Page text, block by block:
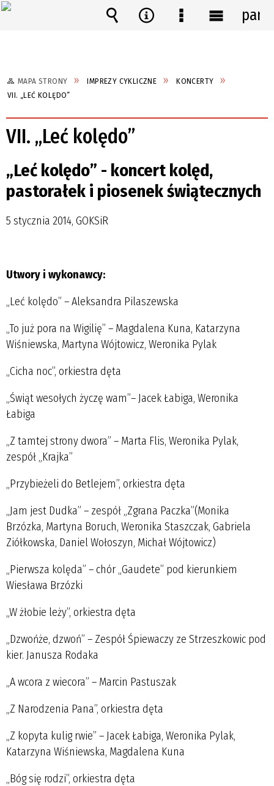
MAPA STRONY IMPREZY CYKLICZNE
KONCERTY
VII. „LEĆ KOLĘDO”
VII. „Leć kolędo”
„Leć kolędo” - koncert kolęd,
pastorałek i piosenek świątecznych
5 stycznia 2014, GOKSiR
Utwory i wykonawcy:
„Leć kolędo” – Aleksandra Pilaszewska
„To już pora na Wigilię” – Magdalena Kuna, Katarzyna
Wiśniewska, Martyna Wójtowicz, Weronika Pylak
„Cicha noc”, orkiestra dęta
„Świąt wesołych życzę wam”– Jacek Łabiga, Weronika
Łabiga
„Z tamtej strony dwora” – Marta Flis, Weronika Pylak,
zespół „Krajka”
„Przybieżeli do Betlejem”, orkiestra dęta
„Jam jest Dudka” – zespół „Zgrana Paczka”(Monika
Brzózka, Martyna Boruch, Weronika Staszczak, Gabriela
Ziółkowska, Daniel Wołoszyn, Michał Wójtowicz)
„Pierwsza kolęda” – chór „Gaudete” pod kierunkiem
Wiesława Brzózki
„W żłobie leży”, orkiestra dęta
„Dzwońże, dzwoń” – Zespół Śpiewaczy ze Strzeszkowic pod
kier. Janusza Rodaka
„A wcora z wiecora” – Marcin Pastuszak
„Z Narodzenia Pana”, orkiestra dęta
„Z kopyta kulig rwie” – Jacek Łabiga, Weronika Pylak,
Katarzyna Wiśniewska, Magdalena Kuna
„Bóg się rodzi”, orkiestra dęta